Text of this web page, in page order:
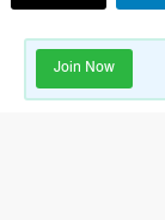
Join Now